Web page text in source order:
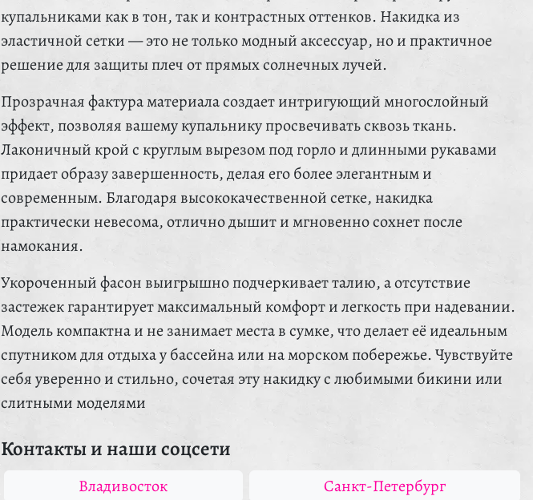
купальниками как в тон, так и контрастных оттенков. Накидка из
эластичной сетки — это не только модный аксессуар, но и практичное
решение для защиты плеч от прямых солнечных лучей.
Прозрачная фактура материала создает интригующий многослойный
эффект, позволяя вашему купальнику просвечивать сквозь ткань.
Лаконичный крой с круглым вырезом под горло и длинными рукавами
придает образу завершенность, делая его более элегантным и
современным. Благодаря высококачественной сетке, накидка
практически невесома, отлично дышит и мгновенно сохнет после
намокания.
Укороченный фасон выигрышно подчеркивает талию, а отсутствие
застежек гарантирует максимальный комфорт и легкость при надевании.
Модель компактна и не занимает места в сумке, что делает её идеальным
спутником для отдыха у бассейна или на морском побережье. Чувствуйте
себя уверенно и стильно, сочетая эту накидку с любимыми бикини или
слитными моделями
Контакты и наши соцсети
Владивосток Санкт-Петербург